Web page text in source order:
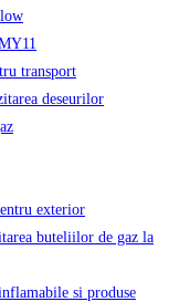
transport
deseurilor
exterior
buteliilor de gaz la
si produse